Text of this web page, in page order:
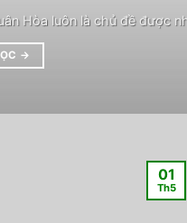
Hòa luôn là chủ đề được
→
01
Th5